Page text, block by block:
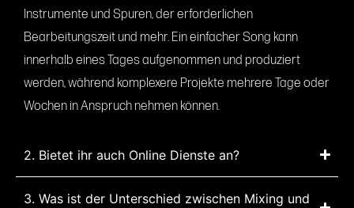
Instrumente und Spuren, der erforderlichen
Bearbeitungszeit und mehr. Ein einfacher Song kann
innerhalb eines Tages aufgenommen und produziert
werden, während komplexere Projekte mehrere Tage oder
Wochen in Anspruch nehmen können.
2. Bietet ihr auch Online Dienste an?
3. Was ist der Unterschied zwischen Mixing und